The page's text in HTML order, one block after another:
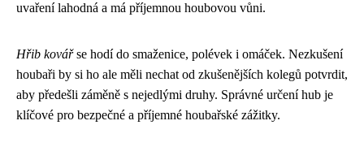
uvaření lahodná a má příjemnou houbovou vůni.
Hřib kovářse hodí do smaženice, polévek i omáček. Nezkušení
houbaři by si ho ale měli nechat od zkušenějších kolegů potvrdit,
aby předešli záměně s nejedlými druhy. Správné určení hub je
klíčové pro bezpečné a příjemné houbařské zážitky.